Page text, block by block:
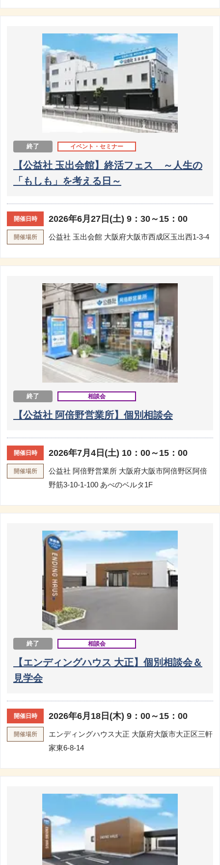
終了 イベント・セミナー
【公益社 玉出会館】終活フェス ～人生の
「もしも」を考える日～
開催日時 2026年6月27日(土) 9：30～15：00
開催場所 公益社 玉出会館 大阪府大阪市西成区玉出西1-3-4
終了 相談会
【公益社 阿倍野営業所】個別相談会
開催日時 2026年7月4日(土) 10：00～15：00
開催場所 公益社 阿倍野営業所 大阪府大阪市阿倍野区阿倍
野筋3-10-1-100 あべのベルタ1F
終了 相談会
【エンディングハウス 大正】個別相談会＆
見学会
開催日時 2026年6月18日(木) 9：00～15：00
開催場所 エンディングハウス大正 大阪府大阪市大正区三軒
家東6-8-14